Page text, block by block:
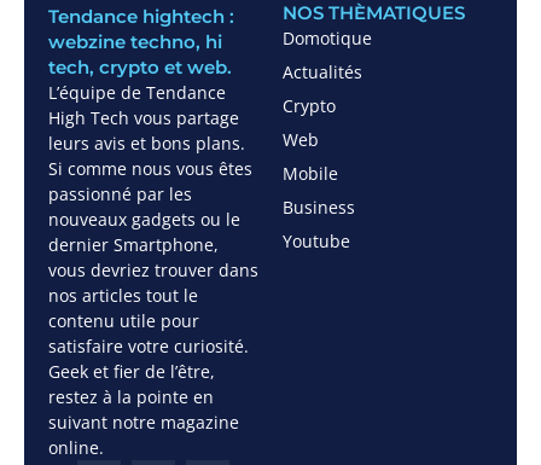
Tendance hightech :
webzine techno, hi
tech, crypto et web.
L’équipe de Tendance
High Tech vous partage
leurs avis et bons plans.
Si comme nous vous êtes
passionné par les
nouveaux gadgets ou le
dernier Smartphone,
vous devriez trouver dans
nos articles tout le
contenu utile pour
satisfaire votre curiosité.
Geek et fier de l’être,
restez à la pointe en
suivant notre magazine
online.
NOS THÈMATIQUES
Domotique
Actualités
Crypto
Web
Mobile
Business
Youtube